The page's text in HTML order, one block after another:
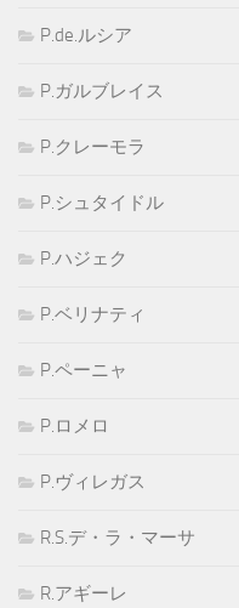
P.de.ルシア
P.ガルブレイス
P.クレーモラ
P.シュタイドル
P.ハジェク
P.ベリナティ
P.ペーニャ
P.ロメロ
P.ヴィレガス
R.S.デ・ラ・マーサ
R.アギーレ